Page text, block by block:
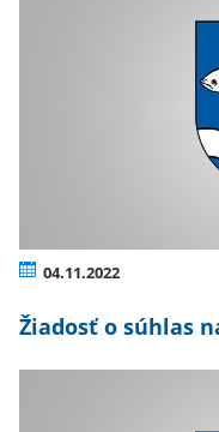
04.11.2022
Žiadosť o súhlas